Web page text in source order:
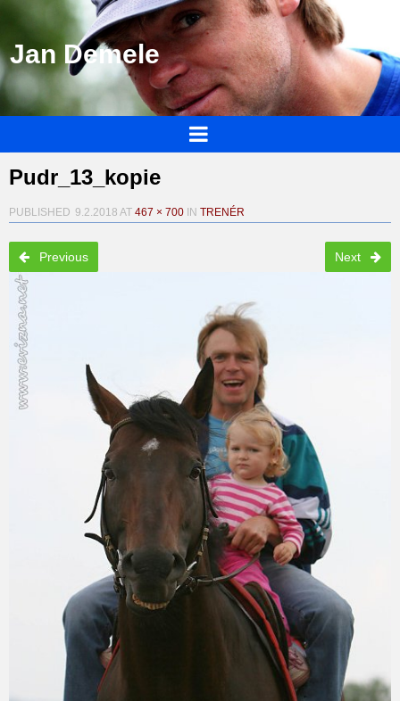
Jan Demele
Pudr_13_kopie
PUBLISHED 9.2.2018 AT 467 × 700 IN TRENÉR
Previous Next